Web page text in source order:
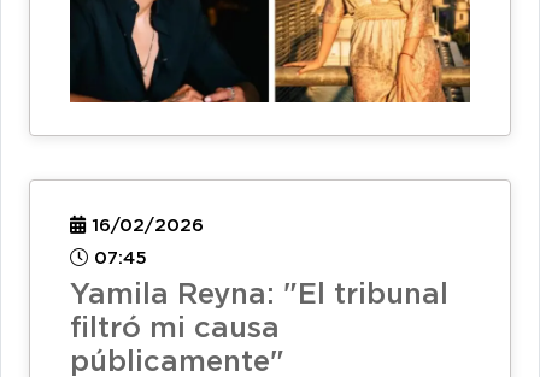
16/02/2026
07:45
Yamila Reyna: "El tribunal
filtró mi causa
públicamente"